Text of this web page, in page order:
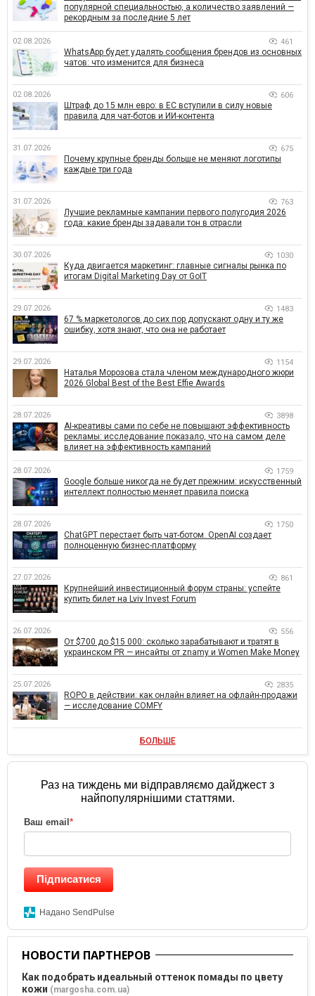
популярной специальностью, а количество заявлений —
рекордным за последние 5 лет
02.08.2026 461
WhatsApp будет удалять сообщения брендов из основных
чатов: что изменится для бизнеса
02.08.2026 606
Штраф до 15 млн евро: в ЕС вступили в силу новые
правила для чат-ботов и ИИ-контента
31.07.2026 675
Почему крупные бренды больше не меняют логотипы
каждые три года
31.07.2026 763
Лучшие рекламные кампании первого полугодия 2026
года: какие бренды задавали тон в отрасли
30.07.2026 1030
Куда двигается маркетинг: главные сигналы рынка по
итогам Digital Marketing Day от GoIT
29.07.2026 1483
67 % маркетологов до сих пор допускают одну и ту же
ошибку, хотя знают, что она не работает
29.07.2026 1154
Наталья Морозова стала членом международного жюри
2026 Global Best of the Best Effie Awards
28.07.2026 3898
AI-креативы сами по себе не повышают эффективность
рекламы: исследование показало, что на самом деле
влияет на эффективность кампаний
28.07.2026 1759
Google больше никогда не будет прежним: искусственный
интеллект полностью меняет правила поиска
28.07.2026 1750
ChatGPT перестает быть чат-ботом. OpenAI создает
полноценную бизнес-платформу
27.07.2026 861
Крупнейший инвестиционный форум страны: успейте
купить билет на Lviv Invest Forum
26.07.2026 556
От $700 до $15 000: сколько зарабатывают и тратят в
украинском PR — инсайты от znamy и Women Make Money
25.07.2026 2835
ROPO в действии: как онлайн влияет на офлайн-продажи
— исследование COMFY
БОЛЬШЕ
Раз на тиждень ми відправляємо дайджест з
найпопулярнішими статтями.
Ваш email *
Підписатися
Надано SendPulse
НОВОСТИ ПАРТНЕРОВ
Как подобрать идеальный оттенок помады по цвету
кожи (margosha.com.ua)